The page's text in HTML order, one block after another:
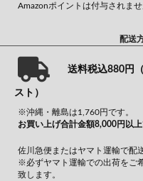
Amazonポイントは付与されませ
配送
送料税込880円
スト）
※沖縄・離島は1,760円です。
お買い上げ合計金額8,000円以
佐川急便またはヤマト運輸で配
※必ずヤマト運輸での出荷をご
致します。